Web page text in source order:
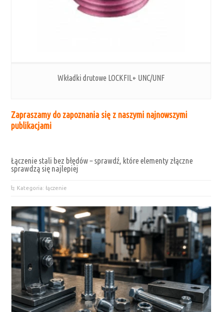
Wkładki drutowe LOCKFIL+ UNC/UNF
Zapraszamy do zapoznania się z naszymi najnowszymi
publikacjami
Łączenie stali bez błędów – sprawdź, które elementy złączne
sprawdzą się najlepiej
Kategoria: łączenie